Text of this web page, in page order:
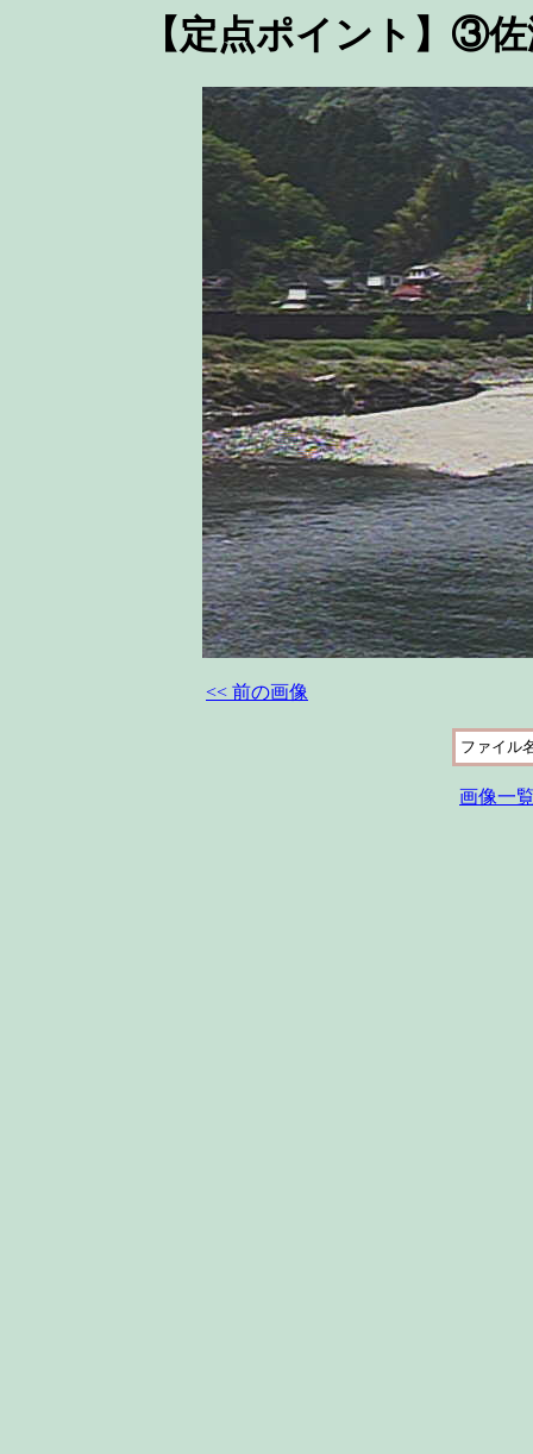
【定点ポイント】③
<< 前の画像
ファイル
画像一